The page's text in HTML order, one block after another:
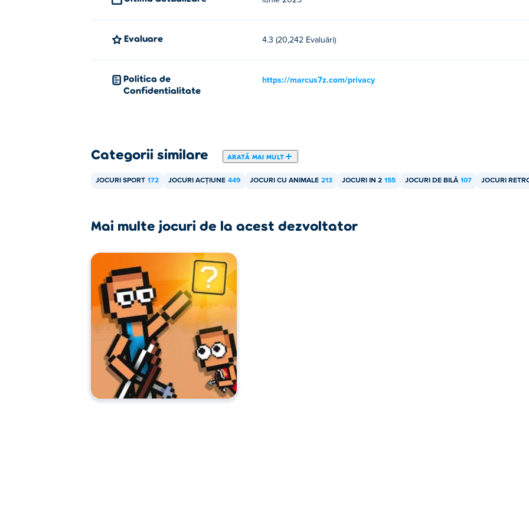
Evaluare 4.3 (20,242 Evaluări)
Politica de
Confidentialitate
https://marcus7z.com/privacy
Categorii similare ARATĂ MAI MULT
JOCURI SPORT 172 JOCURI ACȚIUNE 449 JOCURI CU ANIMALE 213 JOCURI IN 2 155 JOCURI DE BILĂ 107 JOCURI
Mai multe jocuri de la acest dezvoltator